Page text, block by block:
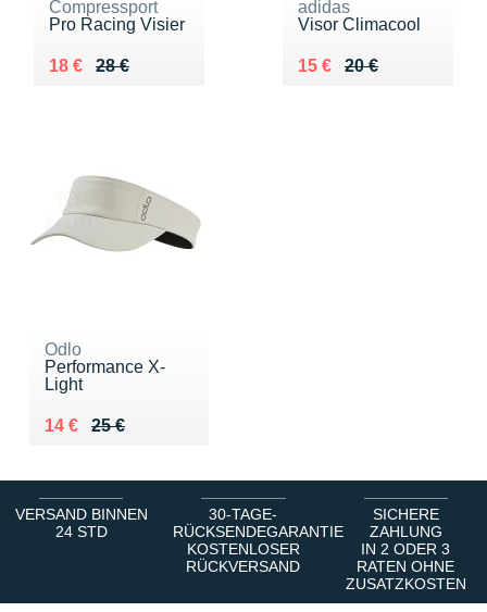
Compressport
Pro Racing Visier
28 €
Au lieu de 28 €
18 €
Vendu 18 €
adidas
Visor Climacool
20 €
Au lieu de 20 €
15 €
Vendu 15 €
Odlo
Performance X-
Light
25 €
Au lieu de 25 €
14 €
Vendu 14 €
VERSAND BINNEN
24 STD
30-TAGE-
RÜCKSENDEGARANTIE
KOSTENLOSER
RÜCKVERSAND
SICHERE
ZAHLUNG
IN 2 ODER 3
RATEN OHNE
ZUSATZKOSTEN